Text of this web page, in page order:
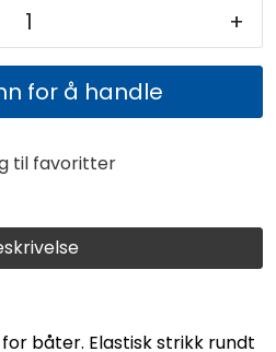
båter. Elastisk strikk rundt
+
for å handle
til favoritter